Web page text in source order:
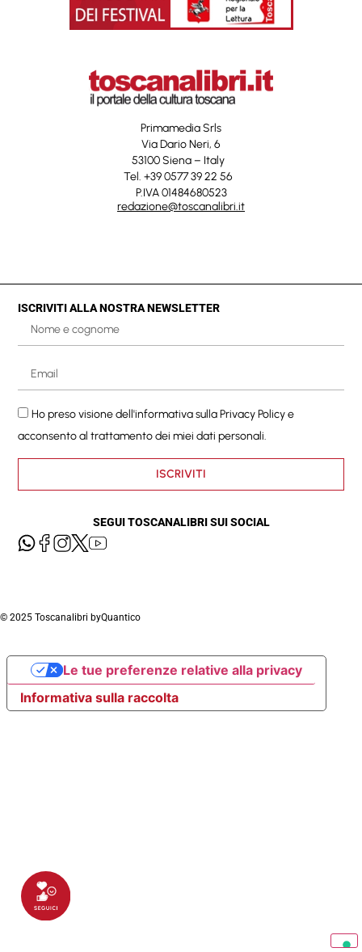
Primamedia Srls
Via Dario Neri, 6
53100 Siena – Italy
Tel. +39 0577 39 22 56
P.IVA 01484680523
redazione@toscanalibri.it
ISCRIVITI ALLA NOSTRA NEWSLETTER
Ho preso visione dell'informativa sullaPrivacy Policye
acconsento al trattamento dei miei dati personali.
ISCRIVITI
SEGUI TOSCANALIBRI SUI SOCIAL
© 2025 Toscanalibri byQuantico
Informativa sulla raccolta
Le tue preferenze relative alla privacy